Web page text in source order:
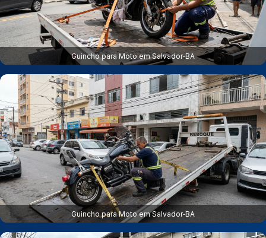
Guincho para Moto em Salvador‑BA
Guincho para Moto em Salvador‑BA